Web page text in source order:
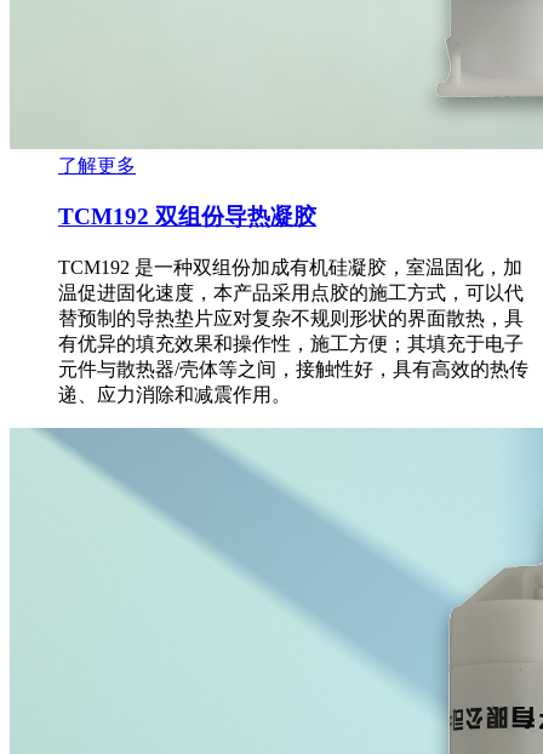
了解更多
TCM192 双组份导热凝胶
TCM192 是一种双组份加成有机硅凝胶，室温固化，加
温促进固化速度，本产品采用点胶的施工方式，可以代
替预制的导热垫片应对复杂不规则形状的界面散热，具
有优异的填充效果和操作性，施工方便；其填充于电子
元件与散热器/壳体等之间，接触性好，具有高效的热传
递、应力消除和减震作用。